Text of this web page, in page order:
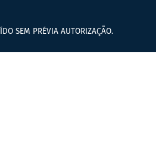
SEM PRÉVIA AUTORIZAÇÃO.